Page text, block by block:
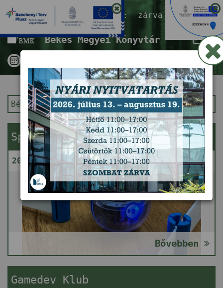
Nyitvatartás ma:zárva
Békés Megyei Könyvtár
Békés Megyei Könyvtár Kezdőlap
2026. augusztus 11. (kedd) 14:00 - 16:00
Bővebben
Gamedev Klub